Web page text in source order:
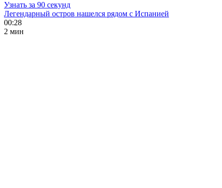
Узнать за 90 секунд
Легендарный остров нашелся рядом с Испанией
00:28
2 мин